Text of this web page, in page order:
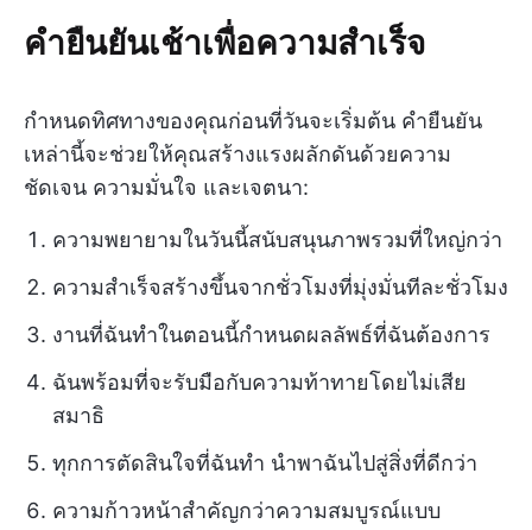
คำยืนยันเช้าเพื่อความสำเร็จ
กำหนดทิศทางของคุณก่อนที่วันจะเริ่มต้น คำยืนยัน
เหล่านี้จะช่วยให้คุณสร้างแรงผลักดันด้วยความ
ชัดเจน ความมั่นใจ และเจตนา:
ความพยายามในวันนี้สนับสนุนภาพรวมที่ใหญ่กว่า
ความสำเร็จสร้างขึ้นจากชั่วโมงที่มุ่งมั่นทีละชั่วโมง
งานที่ฉันทำในตอนนี้กำหนดผลลัพธ์ที่ฉันต้องการ
ฉันพร้อมที่จะรับมือกับความท้าทายโดยไม่เสีย
สมาธิ
ทุกการตัดสินใจที่ฉันทำ นำพาฉันไปสู่สิ่งที่ดีกว่า
ความก้าวหน้าสำคัญกว่าความสมบูรณ์แบบ